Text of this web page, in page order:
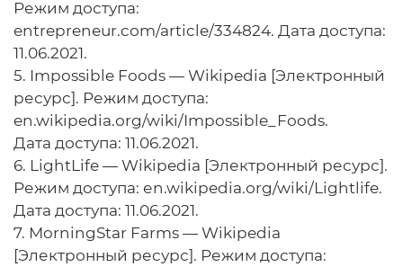
Режим доступа:
entrepreneur.cоm/article/334824. Дата доступа:
11.06.2021.
5. Impossible Foods — Wikipedia [Электронный
ресурс]. Режим доступа:
en.wikipedia.оrg/wiki/Impossible_Foods.
Дата доступа: 11.06.2021.
6. LightLife — Wikipedia [Электронный ресурс].
Режим доступа: еn.wikipediа.оrg/wiki/Lightlife.
Дата доступа: 11.06.2021.
7. MorningStar Farms — Wikipedia
[Электронный ресурс]. Режим доступа: